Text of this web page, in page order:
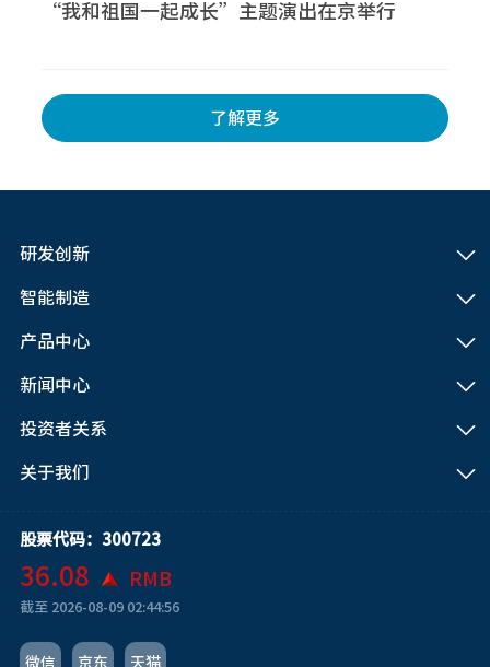
“我和祖国一起成长”主题演出在京举行
了解更多
研发创新
智能制造
产品中心
新闻中心
投资者关系
关于我们
股票代码：300723
36.08 RMB
截至 2026-08-09 02:44:56
微信 京东 天猫